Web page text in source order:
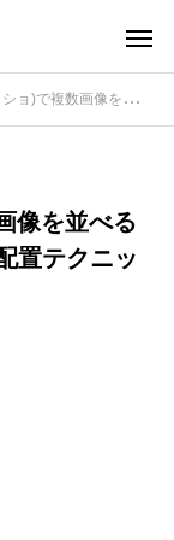
レイアウト作成に便利な配置テクニックを解説
像を並べる
置テクニッ